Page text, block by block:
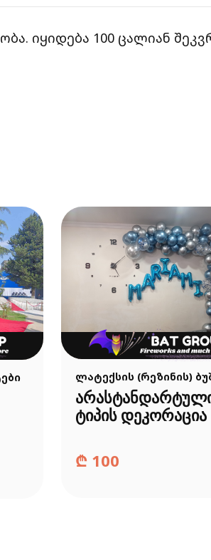
იყიდება 100 ცალიან
ლატექსის (რეზინის)
ტიპის დეკორაცია
₾ 100